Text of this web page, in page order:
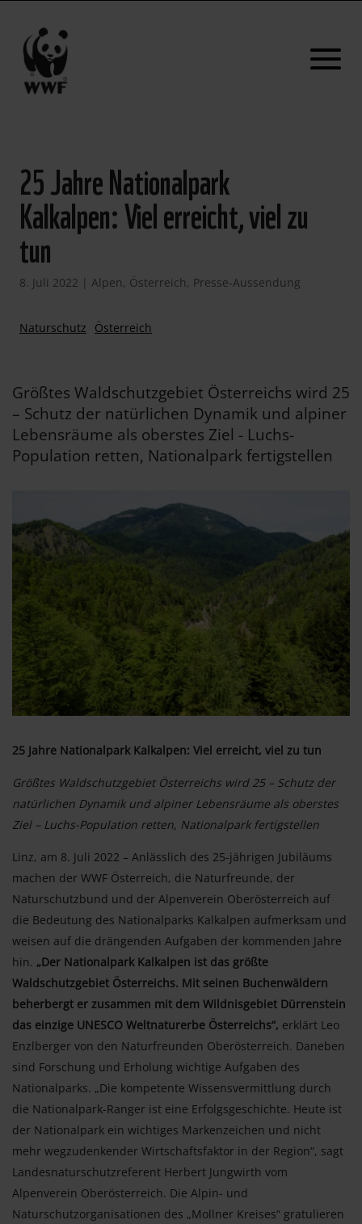
25 Jahre Nationalpark
Kalkalpen: Viel erreicht, viel zu
tun
8. Juli 2022 | Alpen, Österreich, Presse-Aussendung
Naturschutz Österreich
Größtes Waldschutzgebiet Österreichs wird 25
– Schutz der natürlichen Dynamik und alpiner
Lebensräume als oberstes Ziel - Luchs-
Population retten, Nationalpark fertigstellen
25 Jahre Nationalpark Kalkalpen: Viel erreicht, viel zu tun
Größtes Waldschutzgebiet Österreichs wird 25 – Schutz der
natürlichen Dynamik und alpiner Lebensräume als oberstes
Ziel – Luchs-Population retten, Nationalpark fertigstellen
Linz, am 8. Juli 2022 – Anlässlich des 25-jährigen Jubiläums
machen der WWF Österreich, die Naturfreunde, der
Naturschutzbund und der Alpenverein Oberösterreich auf
die Bedeutung des Nationalparks Kalkalpen aufmerksam und
weisen auf die drängenden Aufgaben der kommenden Jahre
hin. „Der Nationalpark Kalkalpen ist das größte
Waldschutzgebiet Österreichs. Mit seinen Buchenwäldern
beherbergt er zusammen mit dem Wildnisgebiet Dürrenstein
das einzige UNESCO Weltnaturerbe Österreichs“, erklärt Leo
Enzlberger von den Naturfreunden Oberösterreich. Daneben
sind Forschung und Erholung wichtige Aufgaben des
Nationalparks. „Die kompetente Wissensvermittlung durch
die Nationalpark-Ranger ist eine Erfolgsgeschichte. Heute ist
der Nationalpark ein wichtiges Markenzeichen und nicht
mehr wegzudenkender Wirtschaftsfaktor in der Region“, sagt
Landesnaturschutzreferent Herbert Jungwirth vom
Alpenverein Oberösterreich. Die Alpin- und
Naturschutzorganisationen des „Mollner Kreises“ gratulieren